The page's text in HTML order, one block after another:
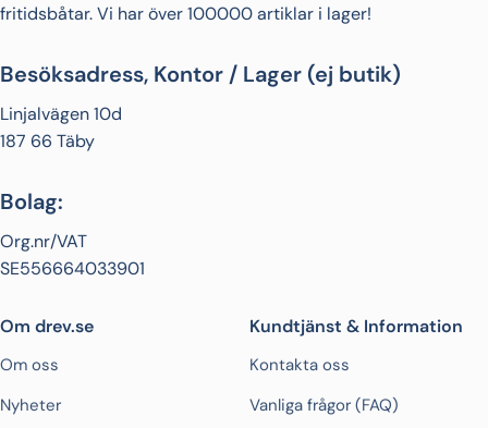
fritidsbåtar. Vi har över 100000 artiklar i lager!
Besöksadress, Kontor / Lager (ej butik)
Linjalvägen 10d
187 66 Täby
Bolag:
Org.nr/VAT
SE556664033901
Om drev.se
Om oss
Nyheter
Kundtjänst & Information
Kontakta oss
Vanliga frågor (FAQ)